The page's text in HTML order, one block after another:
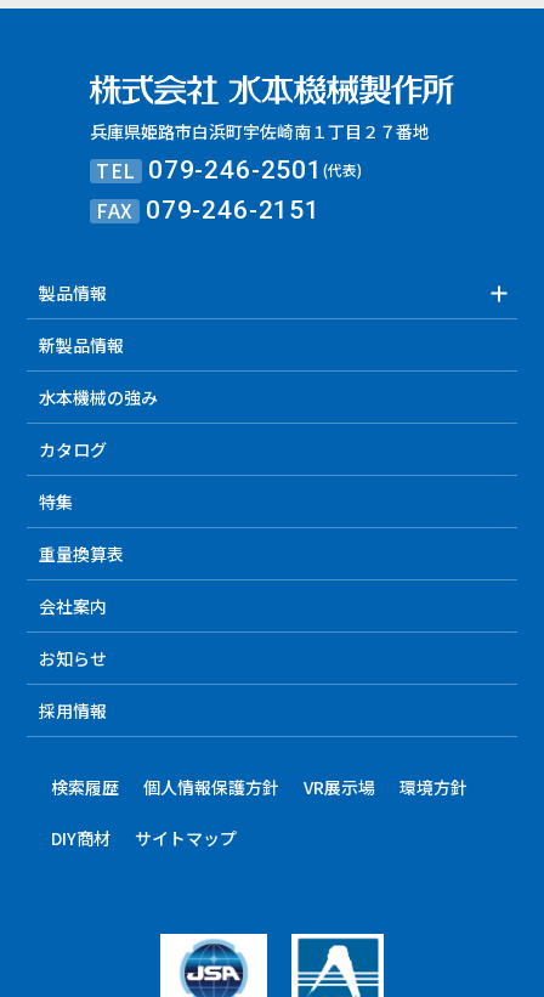
兵庫県姫路市白浜町宇佐崎南１丁目２７番地
TEL 079-246-2501(代表)
FAX 079-246-2151
製品情報
新製品情報
水本機械の強み
カタログ
特集
重量換算表
会社案内
お知らせ
採用情報
検索履歴 個人情報保護方針 VR展示場 環境方針
DIY商材 サイトマップ